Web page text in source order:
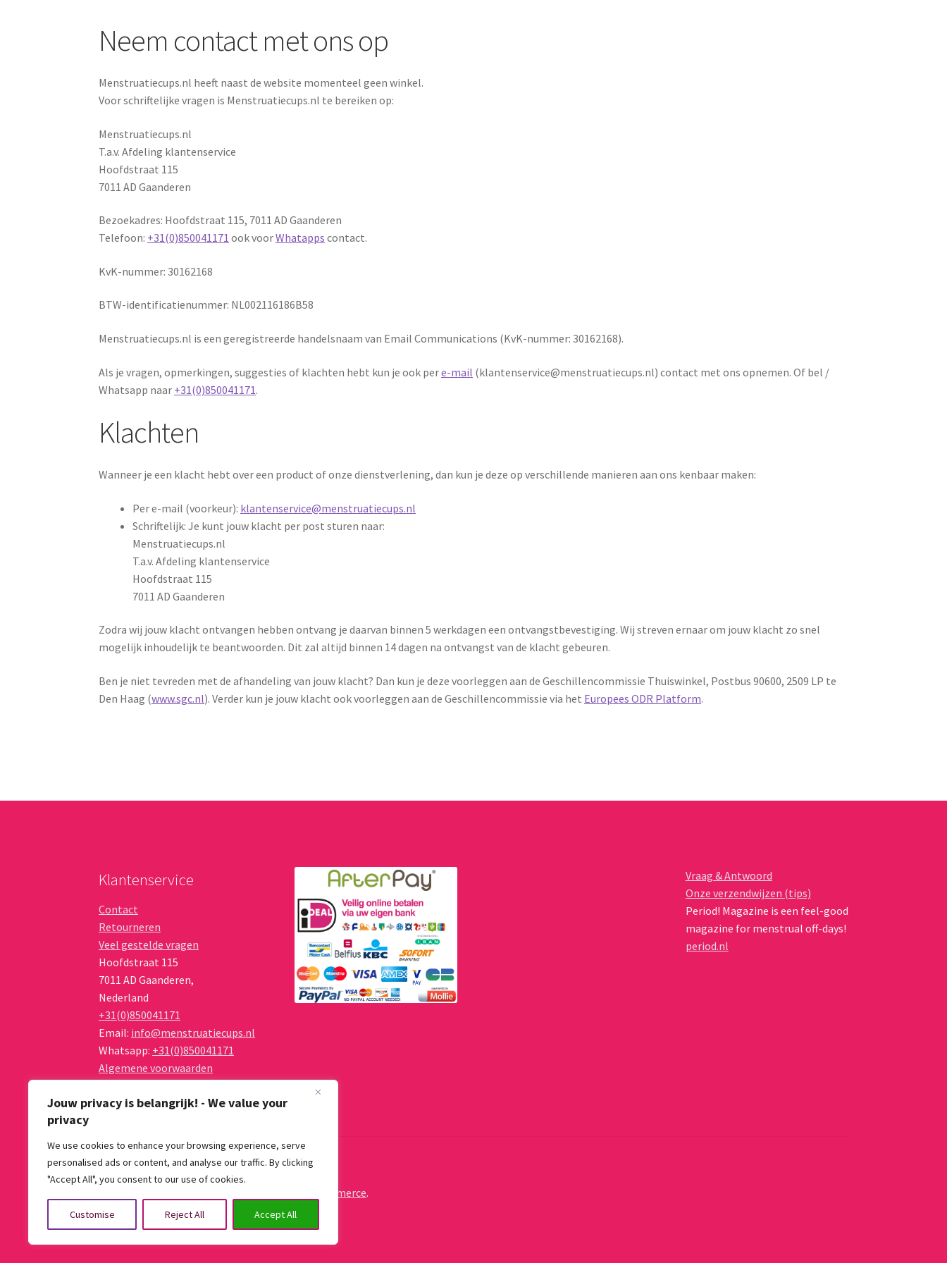
Jouw privacy is belangrijk! - We value your
privacy
We use cookies to enhance your browsing experience, serve
personalised ads or content, and analyse our traffic. By clicking
"Accept All", you consent to our use of cookies.
Customise Reject All Accept All
Neem contact met ons op
Menstruatiecups.nl heeft naast de website momenteel geen winkel.
Voor schriftelijke vragen is Menstruatiecups.nl te bereiken op:
Menstruatiecups.nl
T.a.v. Afdeling klantenservice
Hoofdstraat 115
7011 AD Gaanderen
Bezoekadres: Hoofdstraat 115, 7011 AD Gaanderen
Telefoon: +31(0)850041171 ook voorWhatapps contact.
KvK-nummer: 30162168
BTW-identificatienummer: NL002116186B58
Menstruatiecups.nl is een geregistreerde handelsnaam van Email Communications (KvK-nummer: 30162168).
Als je vragen, opmerkingen, suggesties of klachten hebt kun je ook pere-mail (klantenservice@menstruatiecups.nl) contact met ons opnemen. Of bel /
Whatsapp naar +31(0)850041171.
Klachten
Wanneer je een klacht hebt over een product of onze dienstverlening, dan kun je deze op verschillende manieren aan ons kenbaar maken:
Per e-mail (voorkeur): klantenservice@menstruatiecups.nl
Schriftelijk: Je kunt jouw klacht per post sturen naar:
Menstruatiecups.nl
T.a.v. Afdeling klantenservice
Hoofdstraat 115
7011 AD Gaanderen
Zodra wij jouw klacht ontvangen hebben ontvang je daarvan binnen 5 werkdagen een ontvangstbevestiging. Wij streven ernaar om jouw klacht zo snel
mogelijk inhoudelijk te beantwoorden. Dit zal altijd binnen 14 dagen na ontvangst van de klacht gebeuren.
Ben je niet tevreden met de afhandeling van jouw klacht? Dan kun je deze voorleggen aan de Geschillencommissie Thuiswinkel, Postbus 90600, 2509 LP te
Den Haag (www.sgc.nl). Verder kun je jouw klacht ook voorleggen aan de Geschillencommissie via het Europees ODR Platform.
Klantenservice
Contact
Retourneren
Veel gestelde vragen
Hoofdstraat 115
7011 AD Gaanderen,
Nederland
+31(0)850041171
Email: info@menstruatiecups.nl
Whatsapp: +31(0)850041171
Algemene voorwaarden
Vraag & Antwoord
Onze verzendwijzen (tips)
Period! Magazine is een feel-good
magazine for menstrual off-days!
period.nl
© Menstruatiecups.nl 2026
Gebouwd met WooCommerce.